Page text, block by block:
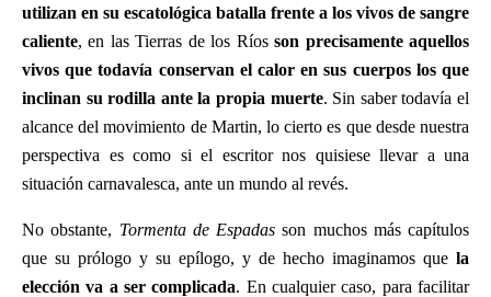
utilizan en su escatológica batalla frente a los vivos de sangre
caliente, en las Tierras de los Ríosson precisamente aquellos
vivos que todavía conservan el calor en sus cuerpos los que
inclinan su rodilla ante la propia muerte. Sin saber todavía el
alcance del movimiento de Martin, lo cierto es que desde nuestra
perspectiva es como si el escritor nos quisiese llevar a una
situación carnavalesca, ante un mundo al revés.
No obstante, Tormenta de Espadas son muchos más capítulos
que su prólogo y su epílogo, y de hecho imaginamos que la
elección va a ser complicada. En cualquier caso, para facilitar